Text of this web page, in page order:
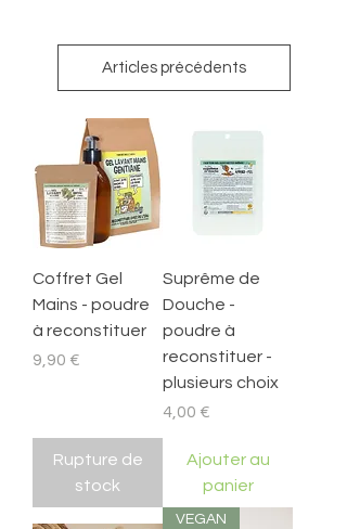
Articles précédents
Coffret Gel
Mains - poudre
à reconstituer
Prix
9,90 €
Rupture de
stock
Suprême de
Douche -
poudre à
reconstituer -
plusieurs choix
Prix
4,00 €
Ajouter au
panier
VEGAN